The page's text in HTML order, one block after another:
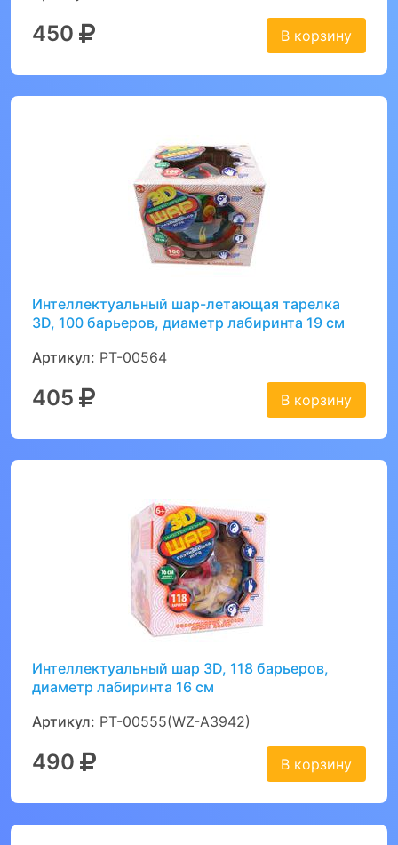
450 В корзину
Интеллектуальный шар-летающая тарелка
3D, 100 барьеров, диаметр лабиринта 19 см
Артикул: PT-00564
405 В корзину
Интеллектуальный шар 3D, 118 барьеров,
диаметр лабиринта 16 см
Артикул: PT-00555(WZ-A3942)
490 В корзину